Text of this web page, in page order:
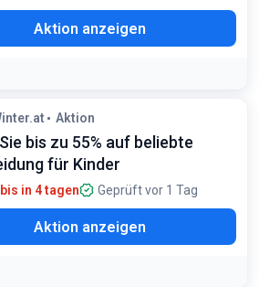
Aktion anzeigen
Aktion
bis zu 55% auf beliebte
für Kinder
in 4 tagen Geprüft vor 1 Tag
Aktion anzeigen